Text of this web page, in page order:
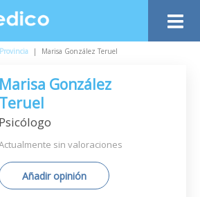
| Marisa González Teruel
Marisa González
Teruel
Psicólogo
sin valoraciones
Añadir opinión